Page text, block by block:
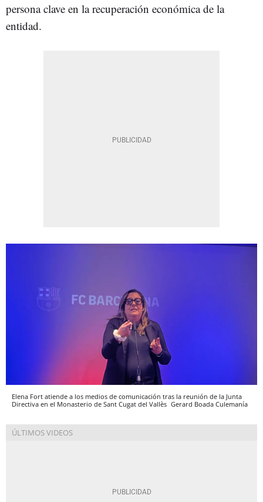
persona clave en la recuperación económica de la
entidad.
Elena Fort atiende a los medios de comunicación tras la reunión de la Junta
Directiva en el Monasterio de Sant Cugat del Vallès Gerard Boada Culemanía